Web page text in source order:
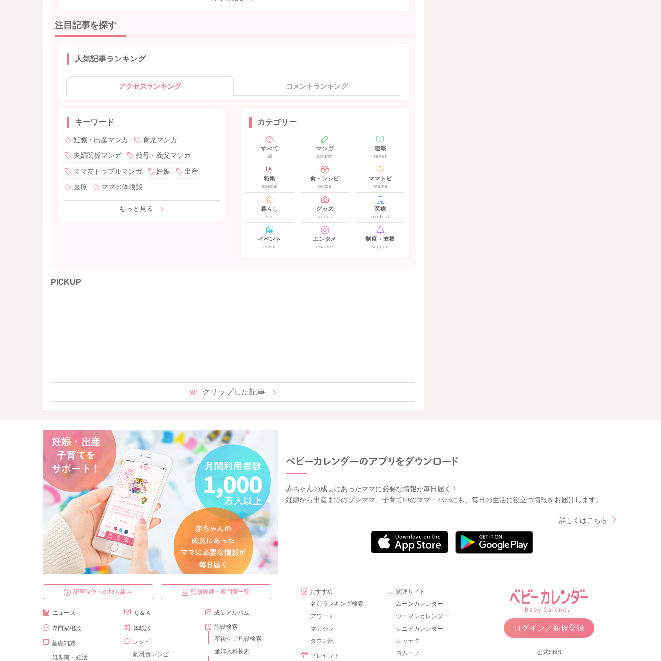
注目記事を探す
人気記事ランキング
アクセスランキング コメントランキング
キーワード
妊娠・出産マンガ
育児マンガ
夫婦関係マンガ
義母・義父マンガ
ママ友トラブルマンガ
妊娠
出産
医療
ママの体験談
もっと見る
カテゴリー
すべて
all
マンガ
column
連載
series
特集
special
食・レシピ
recipe
ママトピ
mama
暮らし
life
グッズ
goods
医療
medical
イベント
event
エンタメ
entame
制度・支援
support
PICKUP
クリップした記事
赤ちゃんの成長にあったママに必要な情報が毎日届く！
妊娠から出産までのプレママ、子育て中のママ・パパにも、毎日の生活に役立つ情報をお届けします。
詳しくはこちら
記事制作への取り組み 監修医師・専門家一覧
ニュース
専門家相談
基礎知識
妊娠前・妊活
Ｑ＆Ａ
体験談
レシピ
離乳食レシピ
成長アルバム
施設検索
産後ケア施設検索
産婦人科検索
おすすめ
名前ランキング検索
アワード
マガジン
タウン誌
プレゼント
関連サイト
ムーンカレンダー
ウーマンカレンダー
シニアカレンダー
シッテク
ヨムーノ
ログイン／新規登録
公式SNS